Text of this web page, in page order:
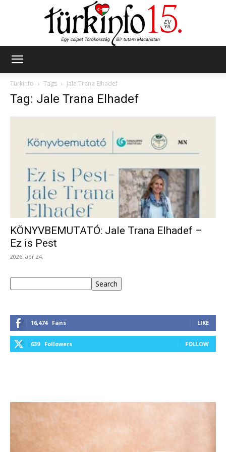
Türkinfo
Tags Jale Trana Elhadef
Tag: Jale Trana Elhadef
KÖNYVBEMUTATÓ: Jale Trana Elhadef –
Ez is Pest
2026. ápr 24.
Search
16,474 Fans LIKE
639 Followers FOLLOW